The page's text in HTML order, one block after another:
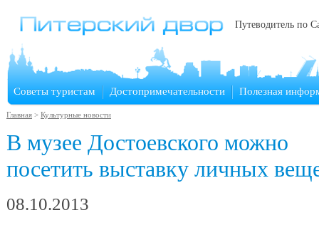
Путеводитель по
Советы туристам Достопримечательности Полезная
Главная > Культурные новости
В музее Достоевского можно
посетить выставку личных
08.10.2013